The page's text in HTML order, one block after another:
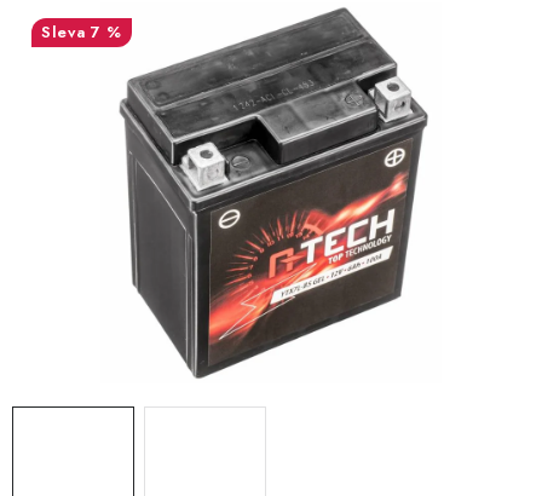
NÁPLNĚ A KAPALINY
NÁHRADNÍ DÍLY
MONTÁŽNÍ SLUŽBY
Kontakt
Reklamace a vrácení zboží
Obchodní podmínky
7 %